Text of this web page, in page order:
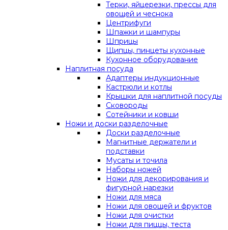
Терки, яйцерезки, прессы для
овощей и чеснока
Центрифуги
Шпажки и шампуры
Шприцы
Щипцы, пинцеты кухонные
Кухонное оборудование
Наплитная посуда
Адаптеры индукционные
Кастрюли и котлы
Крышки для наплитной посуды
Сковороды
Сотейники и ковши
Ножи и доски разделочные
Доски разделочные
Магнитные держатели и
подставки
Мусаты и точила
Наборы ножей
Ножи для декорирования и
фигурной нарезки
Ножи для мяса
Ножи для овощей и фруктов
Ножи для очистки
Ножи для пиццы, теста